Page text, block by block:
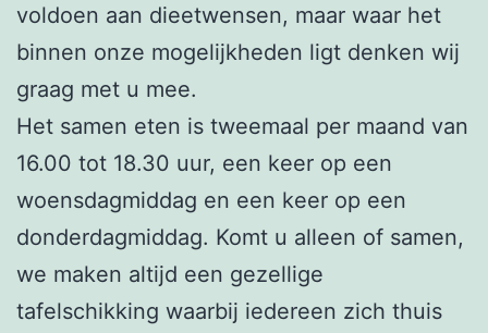
voldoen aan dieetwensen, maar waar het
binnen onze mogelijkheden ligt denken wij
graag met u mee.
Het samen eten is tweemaal per maand van
16.00 tot 18.30 uur, een keer op een
woensdagmiddag en een keer op een
donderdagmiddag. Komt u alleen of samen,
we maken altijd een gezellige
tafelschikking waarbij iedereen zich thuis